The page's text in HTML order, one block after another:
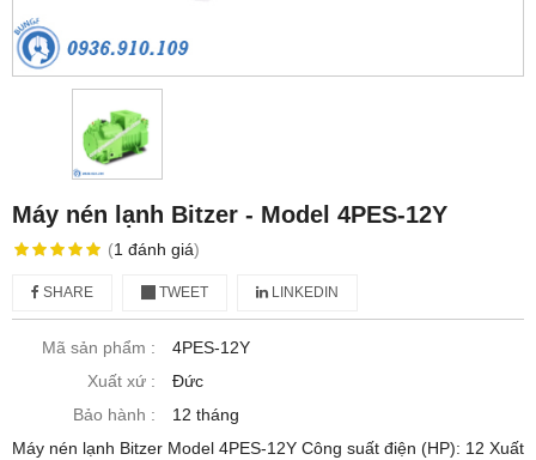
Máy nén lạnh Bitzer - Model 4PES-12Y
(1 đánh giá)
SHARE TWEET LINKEDIN
Mã sản phẩm :
4PES-12Y
Xuất xứ :
Đức
Bảo hành :
12 tháng
Máy nén lạnh Bitzer Model 4PES-12Y Công suất điện (HP): 12 Xuất